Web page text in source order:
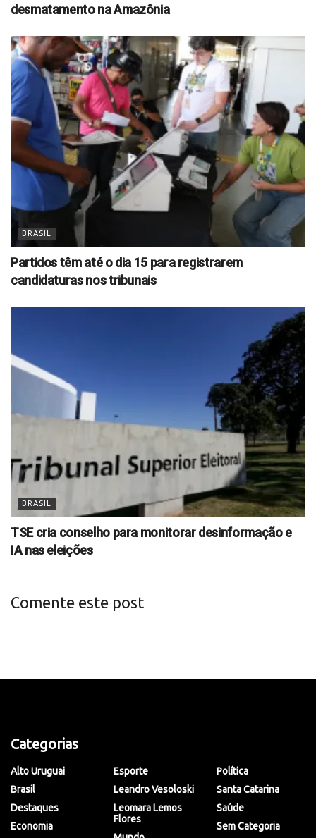
desmatamento na Amazônia
BRASIL
Partidos têm até o dia 15 para registrarem
candidaturas nos tribunais
BRASIL
TSE cria conselho para monitorar desinformação e
IA nas eleições
Comente este post
Categorias
Alto Uruguai
Brasil
Destaques
Economia
Esporte
Leandro Vesoloski
Leomara Lemos
Flores
Política
Santa Catarina
Saúde
Sem Categoria